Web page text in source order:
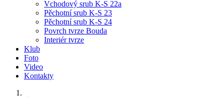
Vchodový srub K-S 22a
Pěchotní srub K-S 23
Pěchotní srub K-S 24
Povrch tvrze Bouda
Interiér tvrze
Klub
Foto
Video
Kontakty